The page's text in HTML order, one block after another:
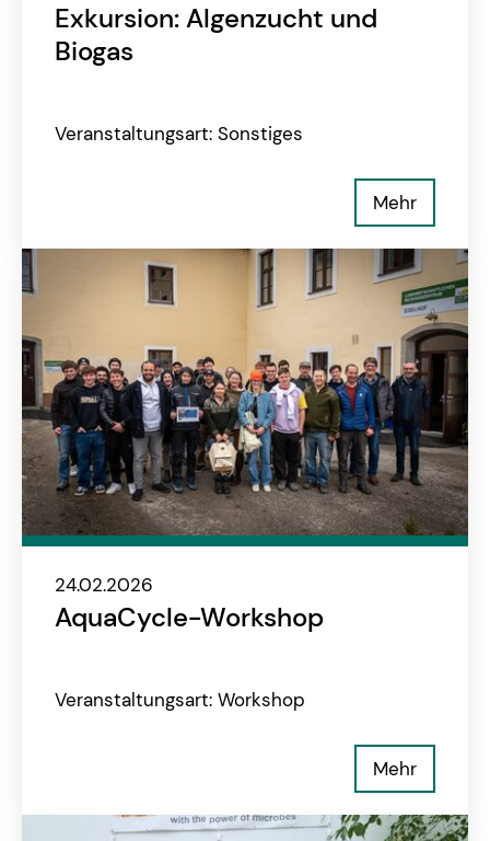
Exkursion: Algenzucht und
Biogas
Veranstaltungsart: Sonstiges
Mehr
24.02.2026
AquaCycle-Workshop
Veranstaltungsart: Workshop
Mehr